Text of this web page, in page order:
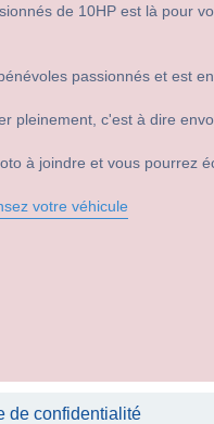
de 10HP est là pour
passionnés et est
pleinement, c'est à dire
à joindre et vous pourrez
votre véhicule
de confidentialité